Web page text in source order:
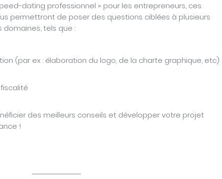
dating professionnel » pour les entrepreneurs, ces
permettront de poser des questions ciblées à plusieurs
domaines, tels que :
(par ex : élaboration du logo, de la charte graphique, etc)
des meilleurs conseils et développer votre projet
!